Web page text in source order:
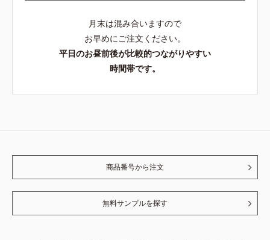
月末は混み合いますので
お早めにご注文ください。
平日のお昼前後が比較的つながりやすい
時間帯です。
商品番号から注文
無料サンプルを探す